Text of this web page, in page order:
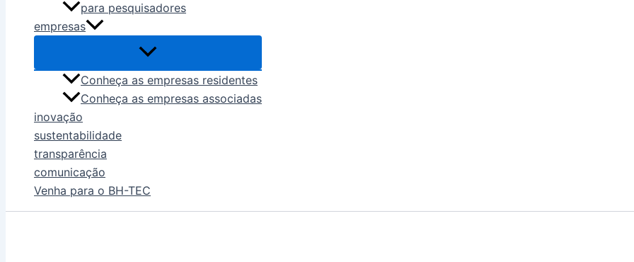
para pesquisadores
empresas
Conheça as empresas residentes
Conheça as empresas associadas
inovação
sustentabilidade
transparência
comunicação
Venha para o BH-TEC